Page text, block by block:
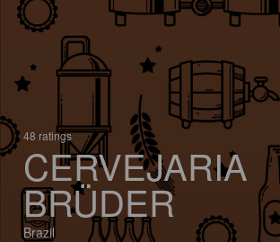
48 ratings
CERVEJARIA
BRÜDER
Brazil